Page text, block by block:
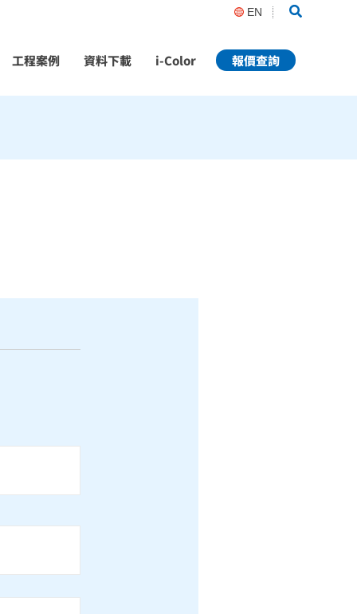
EN Search
工程案例 資料下載 i-Color 報價查詢